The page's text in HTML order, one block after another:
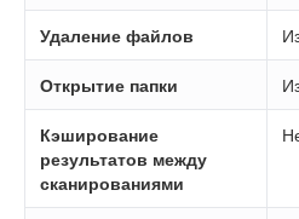
Удаление файлов
Открытие папки
Кэширование
результатов между
сканированиями